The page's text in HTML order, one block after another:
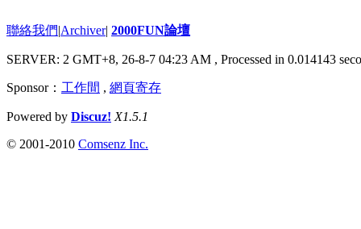
聯絡我們|Archiver| 2000FUN論壇
SERVER: 2 GMT+8, 26-8-7 04:23 AM , Processed in 0.014143
Sponsor： 工作間 , 網頁寄存
Powered by Discuz! X1.5.1
© 2001-2010 Comsenz Inc.